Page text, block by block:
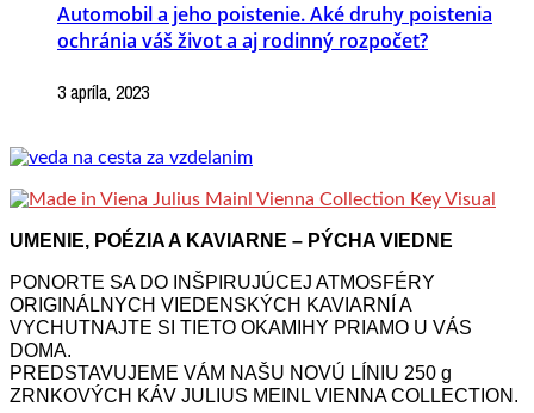
Automobil a jeho poistenie. Aké druhy poistenia
ochránia váš život a aj rodinný rozpočet?
3 apríla, 2023
UMENIE, POÉZIA A KAVIARNE – PÝCHA VIEDNE
PONORTE SA DO INŠPIRUJÚCEJ ATMOSFÉRY
ORIGINÁLNYCH VIEDENSKÝCH KAVIARNÍ A
VYCHUTNAJTE SI TIETO OKAMIHY PRIAMO U VÁS
DOMA.
PREDSTAVUJEME VÁM NAŠU NOVÚ LÍNIU 250 g
ZRNKOVÝCH KÁV JULIUS MEINL VIENNA COLLECTION.